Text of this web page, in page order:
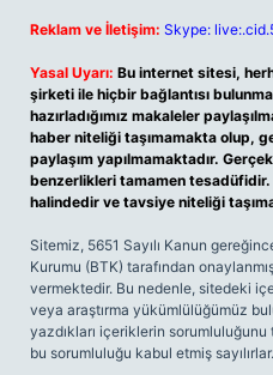
Reklam ve İletişim: Skype:
Yasal Uyarı: Bu internet sitesi,
şirketi ile hiçbir bağlantısı
hazırladığımız makaleler
haber niteliği taşımamakta olup,
paylaşım yapılmamaktadır.
benzerlikleri tamamen
halindedir ve tavsiye niteliği
Sitemiz, 5651 Sayılı Kanun
Kurumu (BTK) tarafından
vermektedir. Bu nedenle, sitedeki
veya araştırma yükümlülüğümüz
yazdıkları içeriklerin
bu sorumluluğu kabul etmiş sayılırlar.